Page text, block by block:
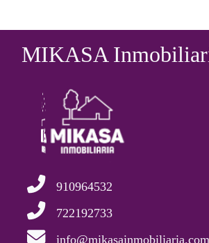
MIKASA
910964532
722192733
info@mikasainmobiliaria.com